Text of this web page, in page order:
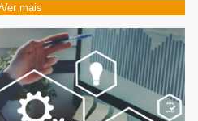
Ver mais